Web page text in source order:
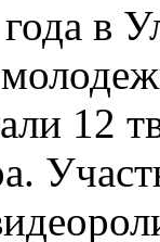
в
12